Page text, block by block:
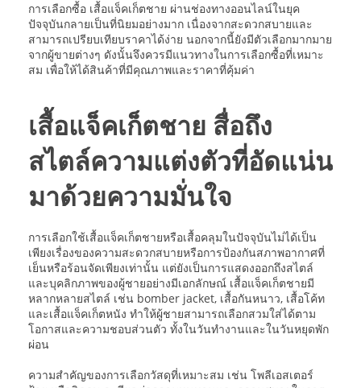
การเลือกซื้อ เสื้อแจ็คเก็ตชาย ผ่านช่องทางออนไลน์ในยุค
ปัจจุบันกลายเป็นที่นิยมอย่างมาก เนื่องจากสะดวกสบายและ
สามารถเปรียบเทียบราคาได้ง่าย นอกจากนี้ยังมีตัวเลือกมากมาย
จากผู้ขายต่างๆ ดังนั้นจึงควรมีแนวทางในการเลือกซื้อที่เหมาะ
สม เพื่อให้ได้สินค้าที่มีคุณภาพและราคาที่คุ้มค่า
เสื้อแจ็คเก็ตชาย สื่อถึง
สไตล์ความแต่งตัวที่อัดแน่น
มาด้วยความมั่นใจ
การเลือกใช้เสื้อแจ็คเก็ตชายหรือเสื้อคลุมในปัจจุบันไม่ได้เป็น
เพียงเรื่องของความสะดวกสบายหรือการป้องกันสภาพอากาศที่
เย็นหรือร้อนจัดเพียงเท่านั้น แต่ยังเป็นการแสดงออกถึงสไตล์
และบุคลิกภาพของผู้ชายอย่างมีเอกลักษณ์ เสื้อแจ็คเก็ตชายมี
หลากหลายสไตล์ เช่น bomber jacket, เสื้อกันหนาว, เสื้อโค้ท
และเสื้อแจ็คเก็ตหนัง ทำให้ผู้ชายสามารถเลือกสวมใส่ได้ตาม
โอกาสและความชอบส่วนตัว ทั้งในวันทำงานและในวันหยุดพัก
ผ่อน
ความสำคัญของการเลือกวัสดุที่เหมาะสม เช่น โพลีเอสเตอร์